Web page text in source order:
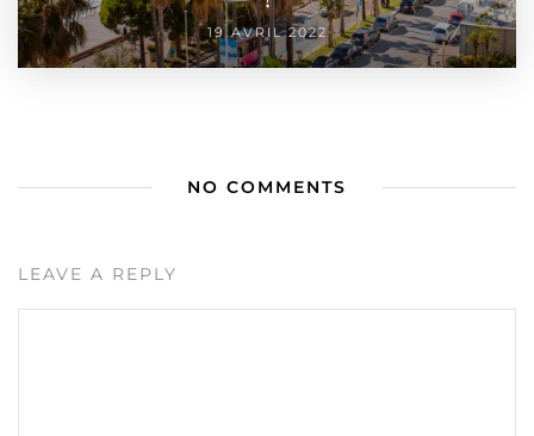
19 AVRIL 2022
NO COMMENTS
LEAVE A REPLY